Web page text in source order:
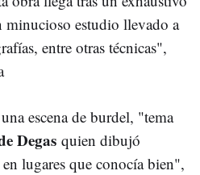
minucioso estudio llevado a
entre otras técnicas",
escena de burdel, "tema
Degas quien dibujó
lugares que conocía bien",